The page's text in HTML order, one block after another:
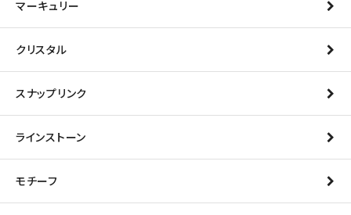
マーキュリー
クリスタル
スナップリンク
ラインストーン
モチーフ